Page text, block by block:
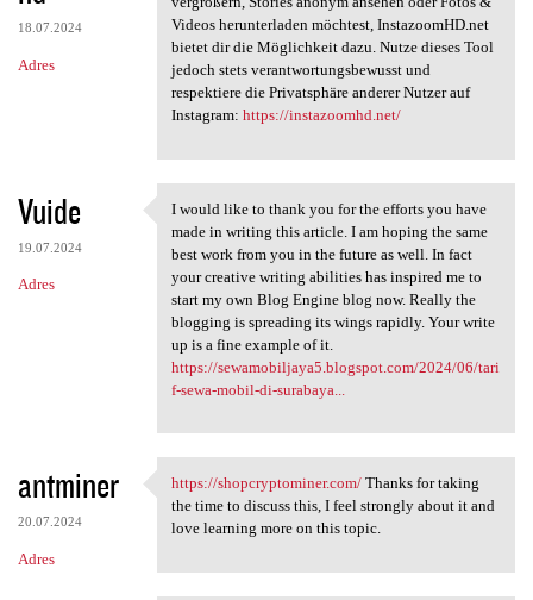
18.07.2024
Adres
Videos herunterladen möchtest, InstazoomHD.net
bietet dir die Möglichkeit dazu. Nutze dieses Tool
jedoch stets verantwortungsbewusst und
respektiere die Privatsphäre anderer Nutzer auf
Instagram: https://instazoomhd.net/
Vuide
19.07.2024
Adres
I would like to thank you for
I would like to thank you for the efforts you have
made in writing this article. I am hoping the same
best work from you in the future as well. In fact
your creative writing abilities has inspired me to
start my own Blog Engine blog now. Really the
blogging is spreading its wings rapidly. Your write
up is a fine example of it.
https://sewamobiljaya5.blogspot.com/2024/06/tari
f-sewa-mobil-di-surabaya...
antminer
20.07.2024
Adres
https://shopcryptominer.com/
https://shopcryptominer.com/Thanks for taking
the time to discuss this, I feel strongly about it and
love learning more on this topic.